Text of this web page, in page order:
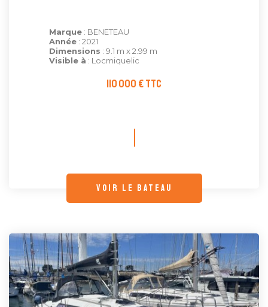
Marque: BENETEAU
Année: 2021
Dimensions : 9.1 m x 2.99 m
Visible à : Locmiquelic
110 000 € TTC
voir le bateau